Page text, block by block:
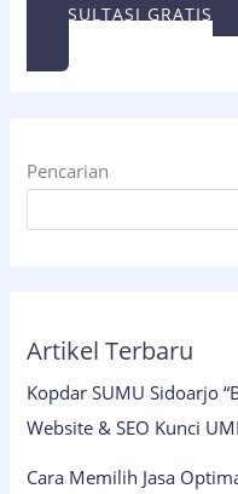
KONSULTASI GRATIS
Pencarian
Artikel Terbaru
Kopdar SUMU Sidoarjo
Website & SEO Kunci
Cara Memilih Jasa